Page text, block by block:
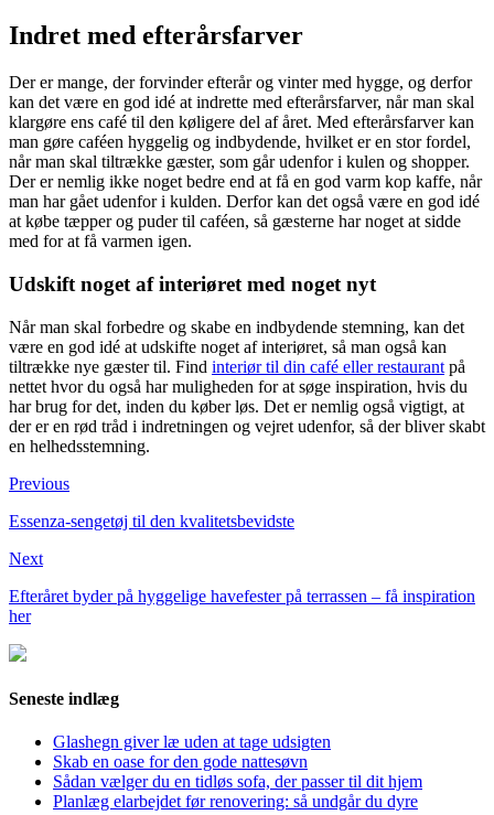
Indret med efterårsfarver
Der er mange, der forvinder efterår og vinter med hygge, og derfor
kan det være en god idé at indrette med efterårsfarver, når man skal
klargøre ens café til den køligere del af året. Med efterårsfarver kan
man gøre caféen hyggelig og indbydende, hvilket er en stor fordel,
når man skal tiltrække gæster, som går udenfor i kulen og shopper.
Der er nemlig ikke noget bedre end at få en god varm kop kaffe, når
man har gået udenfor i kulden. Derfor kan det også være en god idé
at købe tæpper og puder til caféen, så gæsterne har noget at sidde
med for at få varmen igen.
Udskift noget af interiøret med noget nyt
Når man skal forbedre og skabe en indbydende stemning, kan det
være en god idé at udskifte noget af interiøret, så man også kan
tiltrække nye gæster til. Find interiør til din café eller restaurant på
nettet hvor du også har muligheden for at søge inspiration, hvis du
har brug for det, inden du køber løs. Det er nemlig også vigtigt, at
der er en rød tråd i indretningen og vejret udenfor, så der bliver skabt
en helhedsstemning.
Previous
Essenza-sengetøj til den kvalitetsbevidste
Next
Efteråret byder på hyggelige havefester på terrassen – få inspiration
her
Seneste indlæg
Glashegn giver læ uden at tage udsigten
Skab en oase for den gode nattesøvn
Sådan vælger du en tidløs sofa, der passer til dit hjem
Planlæg elarbejdet før renovering: så undgår du dyre